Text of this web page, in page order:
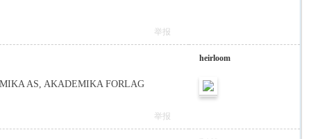
举报
AS, AKADEMIKA FORLAG
heirloom
举报